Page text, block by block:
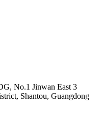
No.1 Jinwan East 3
Shantou, Guangdong